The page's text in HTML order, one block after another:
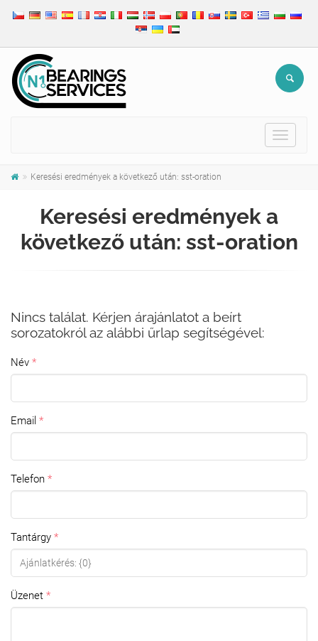
Toggle
Keresési eredmények a következő után: sst-oration
Keresési eredmények a
következő után: sst-oration
Nincs találat. Kérjen árajánlatot a beírt
sorozatokról az alábbi űrlap segítségével:
Név
Email
Telefon
Tantárgy
Üzenet